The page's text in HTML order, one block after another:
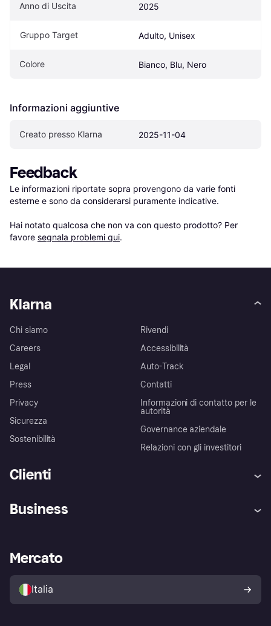
Anno di Uscita 2025
Gruppo Target Adulto, Unisex
Colore Bianco, Blu, Nero
Informazioni aggiuntive
Creato presso Klarna 2025-11-04
Feedback
Le informazioni riportate sopra provengono da varie fonti
esterne e sono da considerarsi puramente indicative.
Hai notato qualcosa che non va con questo prodotto? Per
favore segnala problemi qui.
Klarna
Chi siamo
Careers
Legal
Press
Privacy
Sicurezza
Sostenibilità
Rivendi
Accessibilità
Auto-Track
Contatti
Informazioni di contatto per le
autorità
Governance aziendale
Relazioni con gli investitori
Clienti
Assistenza
Esplora i negozi
Politica di protezione
dell'acquirente Klarna
Business
Accesso aziende
Mercato
Italia